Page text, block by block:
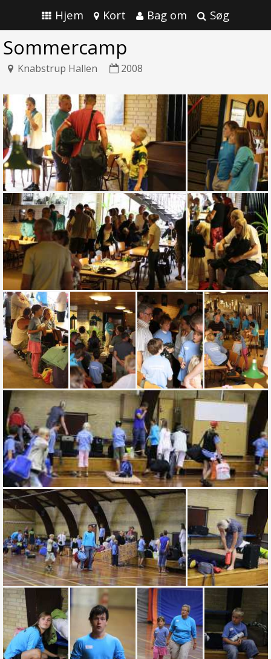
Hjem Kort Bag om Søg
Sommercamp
Knabstrup Hallen 2008